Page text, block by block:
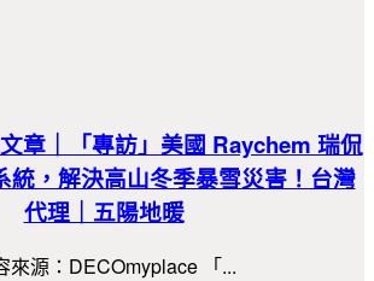
章｜「專訪」美國 Raychem 瑞侃
統，解決高山冬季暴雪災害！台灣
代理｜五陽地暖
來源：DECOmyplace 「...